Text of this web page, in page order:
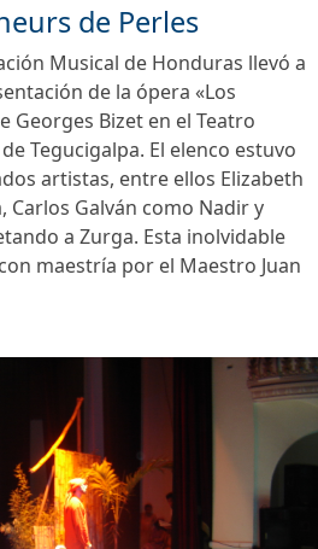
de Perles
Musical de Honduras llevó a
de la ópera «Los
Georges Bizet en el Teatro
Tegucigalpa. El elenco estuvo
artistas, entre ellos Elizabeth
Carlos Galván como Nadir y
a Zurga. Esta inolvidable
maestría por el Maestro Juan